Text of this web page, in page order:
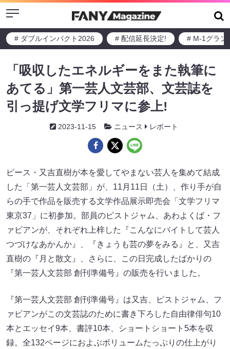
Menu
# ダブルインパクト2026 # 配信延長決定! # M-1グラン
「吸収したエネルギーをまた執筆に
あてる」第一芸人文芸部、文芸誌を
引っ提げ文学フリマに参上!
2023-11-15 ニュース レポート
ピース・又吉直樹が本を愛してやまない芸人を集めて結成
した「第一芸人文芸部」が、11月11日（土）、作り手が自
らの手で作品を販売する文学作品展示即売会「文学フリマ
東京37」に初参加。部員のピストジャム、あわよくば・フ
ァビアンが、それぞれ上梓した『こんなにバイトして芸人
つづけなあかんか』、『きょうも芸の夢をみる』と、又吉
直樹の『月と散文』、さらに、この日完成したばかりの
『第一芸人文芸部 創刊準備号』の販売を行いました。
『第一芸人文芸部 創刊準備号』は又吉、ピストジャム、フ
ァビアンがこの文芸誌のために書き下ろした自由律俳句10
本とエッセイ9本、書評10本、ショートショート5本を収
録。全132ページにおよぶボリュームたっぷりの仕上がり